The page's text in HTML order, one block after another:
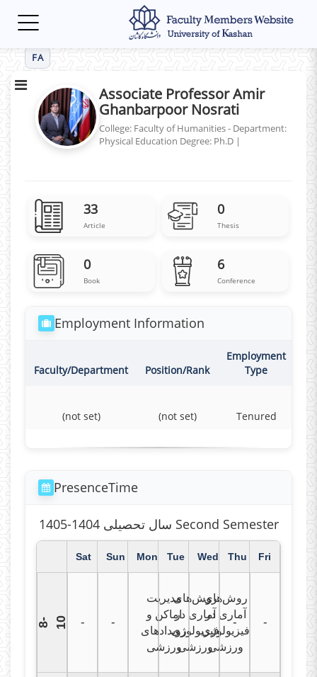
Toggle
FA
Associate Professor Amir
Ghanbarpoor Nosrati
College: Faculty of Humanities - Department:
Physical Education Degree: Ph.D |
0
Thesis
33
Article
6
Conference
0
Book
Employment Information
Faculty/Department Position/Rank
Employment
Type
(not set) (not set) Tenured
PresenceTime
سال تحصیلی 1404-1405 Second Semester
Sat Sun Mon Tue Wed Thu Fri
8
-
1 0 - -
مدیریت
اماکن و
رویدادهای
ورزشی
روش‌های
آماری در
فیزیولوژی
ورزشی
روش‌های
آماری در
فیزیولوژی
ورزشی
- -